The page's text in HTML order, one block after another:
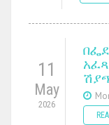
11
May
2026